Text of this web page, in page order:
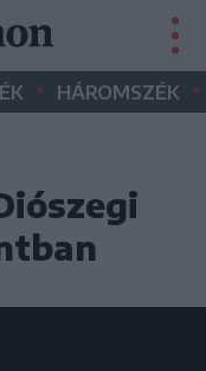
• HÁROMSZÉK •